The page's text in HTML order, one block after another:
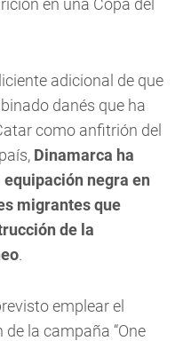
en una Copa del
adicional de que
danés que ha
como anfitrión del
Dinamarca ha
negra en
migrantes que
de la
.
emplear el
la campaña “One